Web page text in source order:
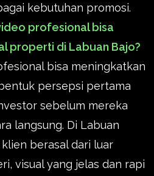
kebutuhan promosi.
profesional bisa
properti di Labuan Bajo?
bisa meningkatkan
persepsi pertama
sebelum mereka
langsung. Di Labuan
berasal dari luar
visual yang jelas dan rapi